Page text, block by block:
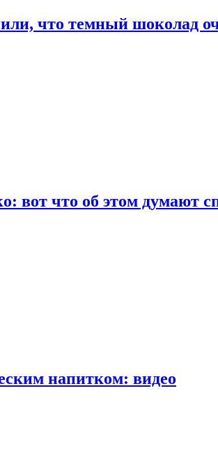
что темный шоколад
вот что об этом думают
напитком: видео